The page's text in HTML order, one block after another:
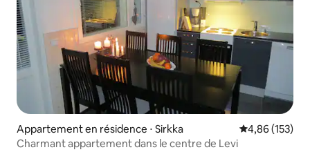
Appartement en résidence ⋅ Sirkka Évaluation
4,86 (153)
Charmant appartement dans le centre de Levi